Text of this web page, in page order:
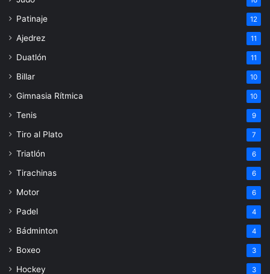
Patinaje 12
Ajedrez 11
Duatlón 11
Billar 10
Gimnasia Rítmica 10
Tenis 9
Tiro al Plato 7
Triatlón 6
Tirachinas 6
Motor 6
Padel 4
Bádminton 4
Boxeo 3
Hockey 3